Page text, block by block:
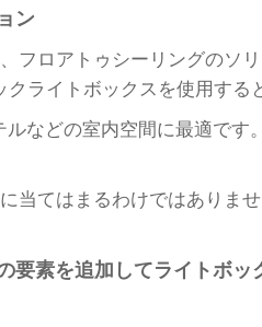
ン
フロアトゥシーリングの
クライトボックスを使用する
などの室内空間に最適で
当てはまるわけではありませ
素を追加してライトボッ